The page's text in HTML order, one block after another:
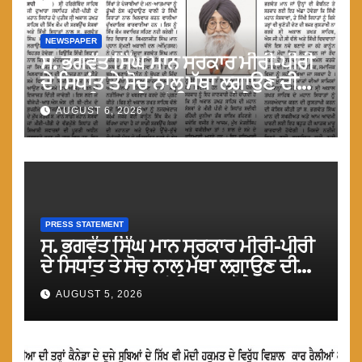
NEWSPAPER
ਸ. ਭਗਵੰਤ ਸਿੰਘ ਮਾਨ ਸਰਕਾਰ ਮੀਰੀ-ਪੀਰੀ
ਦੇ ਸਿਧਾਂਤ ਤੇ ਸੋਚ ਨਾਲ ਮੱਥਾ ਲਗਾਉਣ ਦੀ
ਗੁਸਤਾਖੀ ਨਾ ਕਰੇ ਤਾਂ ਬਿਹਤਰ ਹੋਵੇਗਾ : ਮਾਨ
AUGUST 6, 2026
PRESS STATEMENT
ਸ. ਭਗਵੰਤ ਸਿੰਘ ਮਾਨ ਸਰਕਾਰ ਮੀਰੀ-ਪੀਰੀ
ਦੇ ਸਿਧਾਂਤ ਤੇ ਸੋਚ ਨਾਲ ਮੱਥਾ ਲਗਾਉਣ ਦੀ
ਗੁਸਤਾਖੀ ਨਾ ਕਰੇ ਤਾਂ ਬਿਹਤਰ ਹੋਵੇਗਾ : ਮਾਨ
AUGUST 5, 2026